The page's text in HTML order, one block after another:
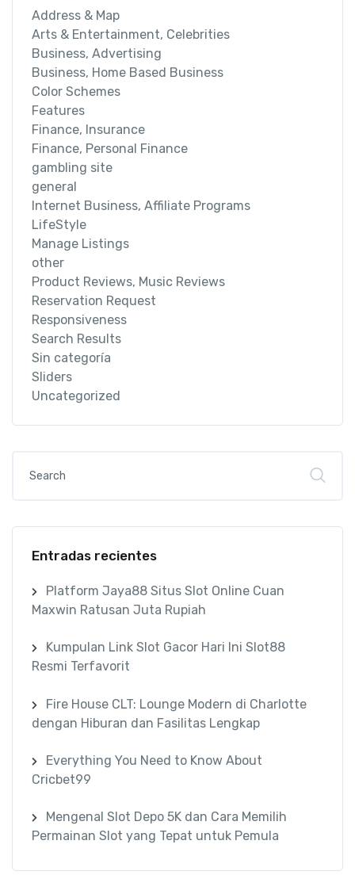
Address & Map
Arts & Entertainment, Celebrities
Business, Advertising
Business, Home Based Business
Color Schemes
Features
Finance, Insurance
Finance, Personal Finance
gambling site
general
Internet Business, Affiliate Programs
LifeStyle
Manage Listings
other
Product Reviews, Music Reviews
Reservation Request
Responsiveness
Search Results
Sin categoría
Sliders
Uncategorized
Entradas recientes
Platform Jaya88 Situs Slot Online Cuan
Maxwin Ratusan Juta Rupiah
Kumpulan Link Slot Gacor Hari Ini Slot88
Resmi Terfavorit
Fire House CLT: Lounge Modern di Charlotte
dengan Hiburan dan Fasilitas Lengkap
Everything You Need to Know About
Cricbet99
Mengenal Slot Depo 5K dan Cara Memilih
Permainan Slot yang Tepat untuk Pemula